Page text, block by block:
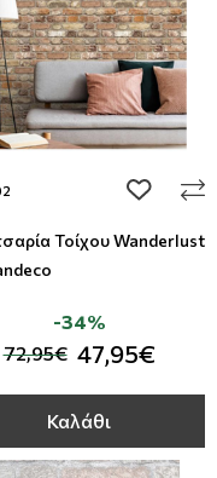
add to
Τοίχου Wanderlust
72,95€ 47,95€
-34%
Καλάθι